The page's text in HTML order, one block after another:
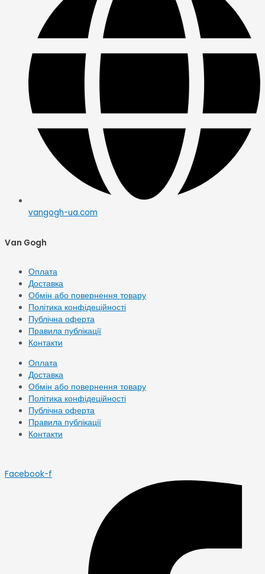
vangogh-ua.com
Van Gogh
Оплата
Доставка
Обмін або повернення товару
Політика конфідеційності
Публічна оферта
Правила публікації
Контакти
Оплата
Доставка
Обмін або повернення товару
Політика конфідеційності
Публічна оферта
Правила публікації
Контакти
Facebook-f